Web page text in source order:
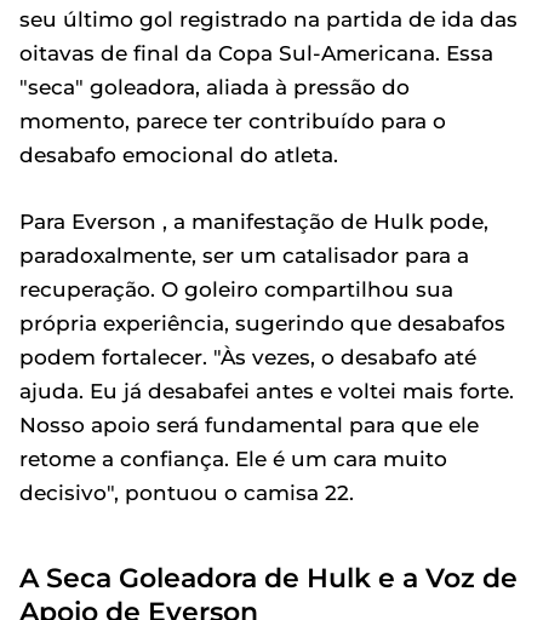
seu último gol registrado na partida de ida das
oitavas de final da Copa Sul-Americana. Essa
"seca" goleadora, aliada à pressão do
momento, parece ter contribuído para o
desabafo emocional do atleta.
Para Everson , a manifestação de Hulk pode,
paradoxalmente, ser um catalisador para a
recuperação. O goleiro compartilhou sua
própria experiência, sugerindo que desabafos
podem fortalecer. "Às vezes, o desabafo até
ajuda. Eu já desabafei antes e voltei mais forte.
Nosso apoio será fundamental para que ele
retome a confiança. Ele é um cara muito
decisivo", pontuou o camisa 22.
A Seca Goleadora de Hulk e a Voz de
Apoio de Everson